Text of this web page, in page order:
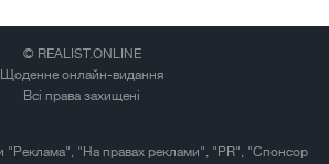
© REALIST.ONLINE
Щоденне онлайн-видання
Всі права захищені
"Реклама", "На правах реклами", "PR", "Спонсор